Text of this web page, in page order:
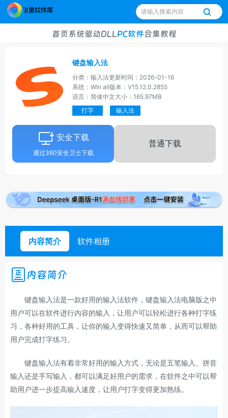
首页系统驱动DLLPC软件合集教程
键盘输入法
分类：输入法更新时间：2026-01-16
系统：WIn all版本：V15.12.0.2855
语言：简体中文大小：165.97MB
打字
输入法
安全下载
通过360安全卫士下载
普通下载
内容简介 软件相册
内容简介
键盘输入法是一款好用的输入法软件，键盘输入法电脑版之中
用户可以在软件进行内容的输入，让用户可以轻松进行各种打字练
习，各种好用的工具，让你的输入变得快速又简单，从而可以帮助
用户完成打字练习。
键盘输入法有着非常好用的输入方式，无论是五笔输入、拼音
输入还是手写输入，都可以满足好用户的需求，在软件之中可以帮
助用户进一步提高输入速度，让用户打字变得更加熟练。